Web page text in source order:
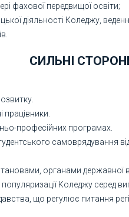
фахової передвищої освіти;
діяльності Коледжу,
СИЛЬНІ
працівники.
професійних програмах.
самоврядування
органами державної
Коледжу серед
що регулює питання